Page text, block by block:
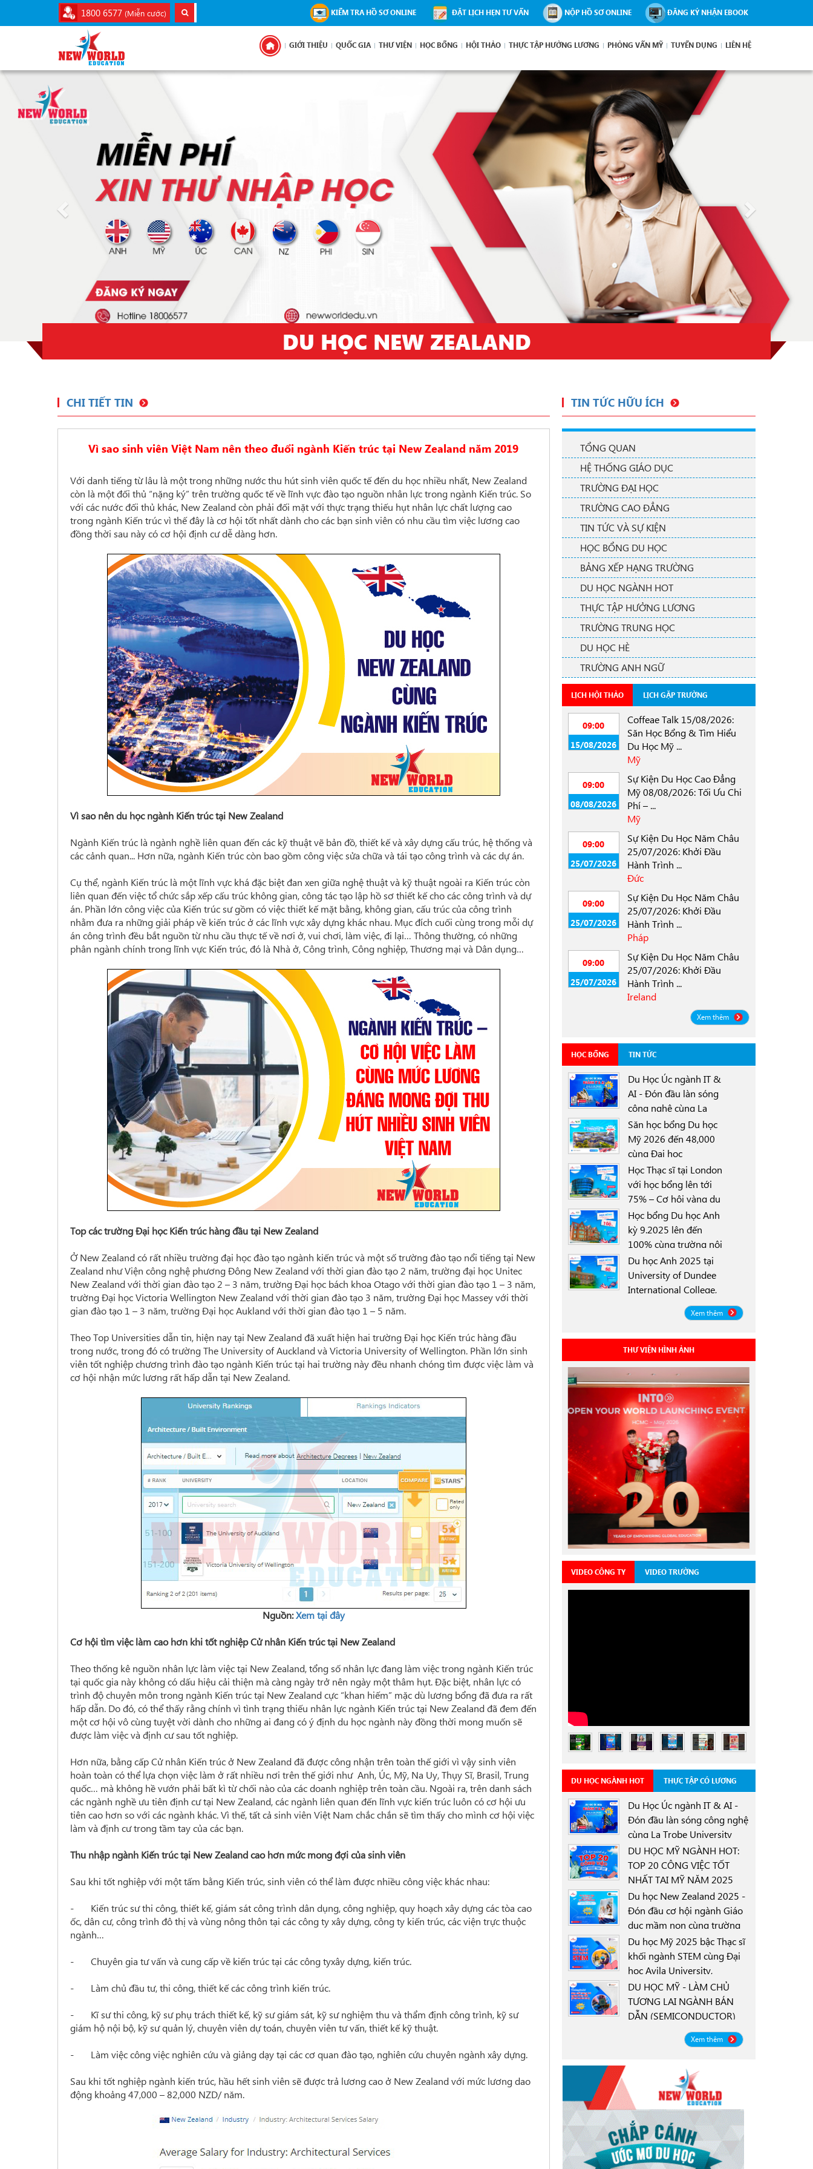
1800 6577 (Miễn cước) KIỂM TRA HỒ SƠ ONLINE ĐẶT LỊCH HẸN TƯ VẤN NỘP HỒ SƠ ONLINE ĐĂNG KÝ NHẬN EBOOK
GIỚI THIỆU QUỐC GIA THƯ VIỆN HỌC BỔNG HỘI THẢO THỰC TẬP HƯỞNG LƯƠNG PHỎNG VẤN MỸ TUYỂN DỤNG LIÊN HỆ
Previous Next
DU HỌC NEW ZEALAND
CHI TIẾT TIN
Vì sao sinh viên Việt Nam nên theo đuổi ngành Kiến trúc tại New Zealand năm 2019
Với danh tiếng từ lâu là một trong những nước thu hút sinh viên quốc tế đến du học nhiều nhất, New Zealand
còn là một đối thủ “nặng ký” trên trường quốc tế về lĩnh vực đào tạo nguồn nhân lực trong ngành Kiến trúc. So
với các nước đối thủ khác, New Zealand còn phải đối mặt với thực trạng thiếu hụt nhân lực chất lượng cao
trong ngành Kiến trúc vì thế đây là cơ hội tốt nhất dành cho các bạn sinh viên có nhu cầu tìm việc lương cao
đồng thời sau này có cơ hội định cư dễ dàng hơn.
Vì sao nên du học ngành Kiến trúc tại New Zealand
Ngành Kiến trúc là ngành nghề liên quan đến các kỹ thuật vẽ bản đồ, thiết kế và xây dựng cấu trúc, hệ thống và
các cảnh quan... Hơn nữa, ngành Kiến trúc còn bao gồm công việc sửa chữa và tái tạo công trình và các dự án.
Cụ thể, ngành Kiến trúc là một lĩnh vực khá đặc biệt đan xen giữa nghệ thuật và kỹ thuật ngoài ra Kiến trúc còn
liên quan đến việc tổ chức sắp xếp cấu trúc không gian, công tác tạo lập hồ sơ thiết kế cho các công trình và dự
án. Phần lớn công việc của Kiến trúc sư gồm có việc thiết kế mặt bằng, không gian, cấu trúc của công trình
nhằm đưa ra những giải pháp về kiến trúc ở các lĩnh vực xây dựng khác nhau. Mục đích cuối cùng trong mỗi dự
án công trình đều bắt nguồn từ nhu cầu thực tế về nơi ở, vui chơi, làm việc, đi lại… Thông thường, có những
phân ngành chính trong lĩnh vực Kiến trúc, đó là Nhà ở, Công trình, Công nghiệp, Thương mại và Dân dụng…
Top các trường Đại học Kiến trúc hàng đầu tại New Zealand
Ở New Zealand có rất nhiều trường đại học đào tạo ngành kiến trúc và một số trường đào tạo nổi tiếng tại New
Zealand như Viện công nghệ phương Đông New Zealand với thời gian đào tạo 2 năm, trường đại học Unitec
New Zealand với thời gian đào tạo 2 – 3 năm, trường Đại học bách khoa Otago với thời gian đào tạo 1 – 3 năm,
trường Đại học Victoria Wellington New Zealand với thời gian đào tạo 3 năm, trường Đại học Massey với thời
gian đào tạo 1 – 3 năm, trường Đại học Aukland với thời gian đào tạo 1 – 5 năm.
Theo Top Universities dẫn tin, hiện nay tại New Zealand đã xuất hiện hai trường Đại học Kiến trúc hàng đầu
trong nước, trong đó có trường The University of Auckland và Victoria University of Wellington. Phần lớn sinh
viên tốt nghiệp chương trình đào tạo ngành Kiến trúc tại hai trường này đều nhanh chóng tìm được việc làm và
cơ hội nhận mức lương rất hấp dẫn tại New Zealand.
Nguồn:Xem tại đây
Cơ hội tìm việc làm cao hơn khi tốt nghiệp Cử nhân Kiến trúc tại New Zealand
Theo thống kê nguồn nhân lực làm việc tại New Zealand, tổng số nhân lực đang làm việc trong ngành Kiến trúc
tại quốc gia này không có dấu hiệu cải thiện mà càng ngày trở nên ngày một thâm hụt. Đặc biệt, nhân lực có
trình độ chuyên môn trong ngành Kiến trúc tại New Zealand cực “khan hiếm” mặc dù lương bổng đã đưa ra rất
hấp dẫn. Do đó, có thể thấy rằng chính vì tình trạng thiếu nhân lực ngành Kiến trúc tại New Zealand đã đem đến
một cơ hội vô cùng tuyệt vời dành cho những ai đang có ý định du học ngành này đồng thời mong muốn sẽ
được làm việc và định cư sau tốt nghiệp.
Hơn nữa, bằng cấp Cử nhân Kiến trúc ở New Zealand đã được công nhận trên toàn thế giới vì vậy sinh viên
hoàn toàn có thể lựa chọn việc làm ở rất nhiều nơi trên thế giới như Anh, Úc, Mỹ, Na Uy, Thụy Sĩ, Brasil, Trung
quốc… mà không hề vướn phải bất kì từ chối nào của các doanh nghiệp trên toàn cầu. Ngoài ra, trên danh sách
các ngành nghề ưu tiên định cư tại New Zealand, các ngành liên quan đến lĩnh vực kiến trúc luôn có cơ hội ưu
tiên cao hơn so với các ngành khác. Vì thế, tất cả sinh viên Việt Nam chắc chắn sẽ tìm thấy cho mình cơ hội việc
làm và định cư trong tầm tay của các bạn.
Thu nhập ngành Kiến trúc tại New Zealand cao hơn mức mong đợi của sinh viên
Sau khi tốt nghiệp với một tấm bằng Kiến trúc, sinh viên có thể làm được nhiều công việc khác nhau:
- Kiến trúc sư thi công, thiết kế, giám sát công trình dân dụng, công nghiệp, quy hoạch xây dựng các tòa cao
ốc, dân cư, công trình đô thị và vùng nông thôn tại các công ty xây dựng, công ty kiến trúc, các viện trực thuộc
ngành…
- Chuyên gia tư vấn và cung cấp về kiến trúc tại các công tyxây dựng, kiến trúc.
- Làm chủ đầu tư, thi công, thiết kế các công trình kiến trúc.
- Kĩ sư thi công, kỹ sư phụ trách thiết kế, kỹ sư giám sát, kỹ sư nghiệm thu và thẩm định công trình, kỹ sư
giám hộ nội bộ, kỹ sư quản lý, chuyên viên dự toán, chuyên viên tư vấn, thiết kế kỹ thuật.
- Làm việc công việc nghiên cứu và giảng dạy tại các cơ quan đào tạo, nghiên cứu chuyên ngành xây dựng.
Sau khi tốt nghiệp ngành kiến trúc, hầu hết sinh viên sẽ được trả lương cao ở New Zealand với mức lương dao
động khoảng 47,000 – 82,000 NZD/ năm.
TIN TỨC HỮU ÍCH
TỔNG QUAN
HỆ THỐNG GIÁO DỤC
TRƯỜNG ĐẠI HỌC
TRƯỜNG CAO ĐẲNG
TIN TỨC VÀ SỰ KIỆN
HỌC BỔNG DU HỌC
BẢNG XẾP HẠNG TRƯỜNG
DU HỌC NGÀNH HOT
THỰC TẬP HƯỞNG LƯƠNG
TRƯỜNG TRUNG HỌC
DU HỌC HÈ
TRƯỜNG ANH NGỮ
LỊCH HỘI THẢO LỊCH GẶP TRƯỜNG
09:00
15/08/2026
Coffeae Talk 15/08/2026:
Săn Học Bổng & Tìm Hiểu
Du Học Mỹ ...
Mỹ
09:00
08/08/2026
Sự Kiện Du Học Cao Đẳng
Mỹ 08/08/2026: Tối Ưu Chi
Phí – ...
Mỹ
09:00
25/07/2026
Sự Kiện Du Học Năm Châu
25/07/2026: Khởi Đầu
Hành Trình ...
Đức
09:00
25/07/2026
Sự Kiện Du Học Năm Châu
25/07/2026: Khởi Đầu
Hành Trình ...
Pháp
09:00
25/07/2026
Sự Kiện Du Học Năm Châu
25/07/2026: Khởi Đầu
Hành Trình ...
Ireland
Xem thêm
HỌC BỔNG TIN TỨC
Du Học Úc ngành IT &
AI - Đón đầu làn sóng
công nghệ cùng La
Trobe University
Sydney Campus với
học bổng 30%
Săn học bổng Du học
Mỹ 2026 đến 48,000
cùng Đại học
University of North
Texas (UNT)
Học Thạc sĩ tại London
với học bổng lên tới
75% – Cơ hội vàng du
học Anh 2025
Học bổng Du học Anh
kỳ 9.2025 lên đến
100% cùng trường nội
trú Worthgate School
Canterbury
Du học Anh 2025 tại
University of Dundee
International College,
Scotland ICD - Lộ trình
linh hoạt, học bổng
Xem thêm
THƯ VIỆN HÌNH ẢNH
VIDEO CÔNG TY VIDEO TRƯỜNG
DU HỌC NGÀNH HOT THỰC TẬP CÓ LƯƠNG
Du Học Úc ngành IT & AI -
Đón đầu làn sóng công nghệ
cùng La Trobe University
Sydney Campus với học
bổng 30%
0000-00-00
DU HỌC MỸ NGÀNH HOT:
TOP 20 CÔNG VIỆC TỐT
NHẤT TẠI MỸ NĂM 2025
Du học New Zealand 2025 -
Đón đầu cơ hội ngành Giáo
dục mầm non cùng trường
New Zealand Tertiary
College NZTC
Du học Mỹ 2025 bậc Thạc sĩ
khối ngành STEM cùng Đại
học Avila University,
Goodyear, Arizona
0000-00-00
DU HỌC MỸ - LÀM CHỦ
TƯƠNG LAI NGÀNH BÁN
DẪN (SEMICONDUCTOR)
CÙNG ĐẠI HỌC OREGON
STATE UNIVERSITY OSU
Xem thêm